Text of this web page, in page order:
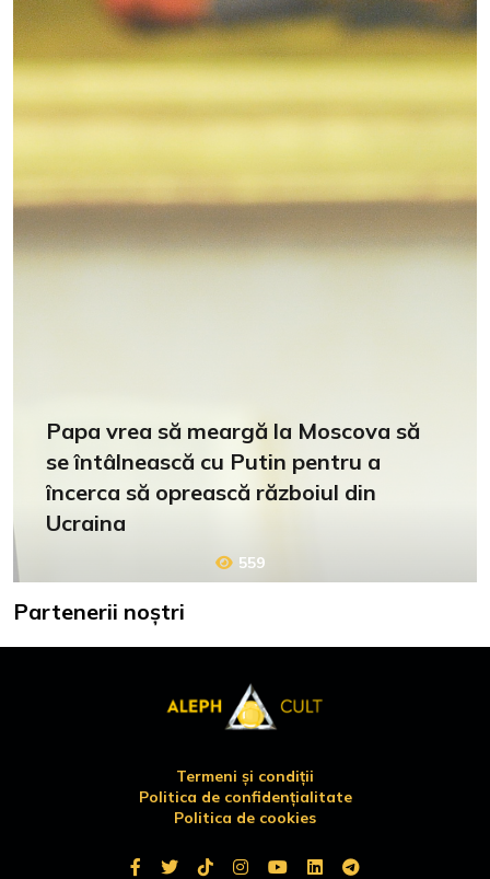
Papa vrea să meargă la Moscova să
se întâlnească cu Putin pentru a
încerca să oprească războiul din
Ucraina
559
Partenerii noștri
Termeni și condiții
Politica de confidențialitate
Politica de cookies